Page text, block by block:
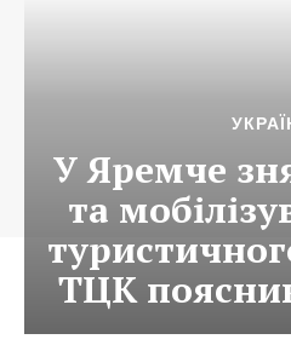
У Яремче
та
ТЦК